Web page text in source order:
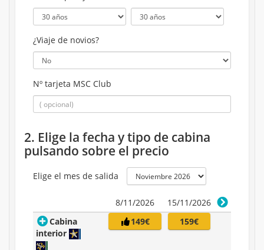
¿Viaje de novios?
Nº tarjeta MSC Club
2. Elige la fecha y tipo de cabina
pulsando sobre el precio
Elige el mes de salida
8/11/2026
15/11/2026
Cabina
interior
149€ 159€